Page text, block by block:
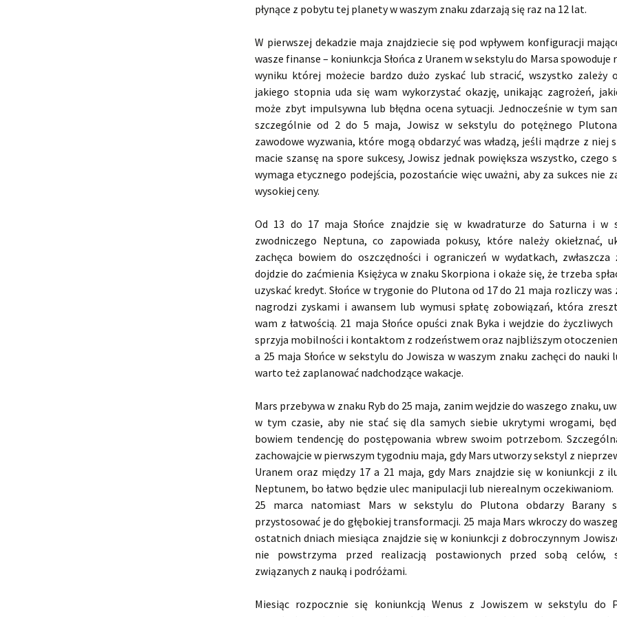
płynące z pobytu tej planety w waszym znaku zdarzają się raz na 12 lat.
W pierwszej dekadzie maja znajdziecie się pod wpływem konfiguracji
wasze finanse – koniunkcja Słońca z Uranem w sekstylu do Marsa spowoduje
wyniku której możecie bardzo dużo zyskać lub stracić, wszystko zależy
jakiego stopnia uda się wam wykorzystać okazję, unikając zagrożeń,
może zbyt impulsywna lub błędna ocena sytuacji. Jednocześnie w tym
szczególnie od 2 do 5 maja, Jowisz w sekstylu do potężnego
zawodowe wyzwania, które mogą obdarzyć was władzą, jeśli mądrze z niej
macie szansę na spore sukcesy, Jowisz jednak powiększa wszystko, czego
wymaga etycznego podejścia, pozostańcie więc uważni, aby za sukces nie
wysokiej ceny.
Od 13 do 17 maja Słońce znajdzie się w kwadraturze do Saturna i w
zwodniczego Neptuna, co zapowiada pokusy, które należy okiełznać,
zachęca bowiem do oszczędności i ograniczeń w wydatkach, zwłaszcza
dojdzie do zaćmienia Księżyca w znaku Skorpiona i okaże się, że trzeba
uzyskać kredyt. Słońce w trygonie do Plutona od 17 do 21 maja rozliczy was
nagrodzi zyskami i awansem lub wymusi spłatę zobowiązań, która
wam z łatwością. 21 maja Słońce opuści znak Byka i wejdzie do
sprzyja mobilności i kontaktom z rodzeństwem oraz najbliższym
a 25 maja Słońce w sekstylu do Jowisza w waszym znaku zachęci do nauki
warto też zaplanować nadchodzące wakacje.
Mars przebywa w znaku Ryb do 25 maja, zanim wejdzie do waszego znaku,
w tym czasie, aby nie stać się dla samych siebie ukrytymi wrogami,
bowiem tendencję do postępowania wbrew swoim potrzebom.
zachowajcie w pierwszym tygodniu maja, gdy Mars utworzy sekstyl z
Uranem oraz między 17 a 21 maja, gdy Mars znajdzie się w koniunkcji z
Neptunem, bo łatwo będzie ulec manipulacji lub nierealnym oczekiwaniom.
25 marca natomiast Mars w sekstylu do Plutona obdarzy Barany
przystosować je do głębokiej transformacji. 25 maja Mars wkroczy do
ostatnich dniach miesiąca znajdzie się w koniunkcji z dobroczynnym
nie powstrzyma przed realizacją postawionych przed sobą celów,
związanych z nauką i podróżami.
Miesiąc rozpocznie się koniunkcją Wenus z Jowiszem w sekstylu do